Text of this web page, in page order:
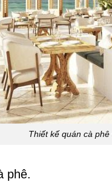
Thiết kế quán cà
phê.